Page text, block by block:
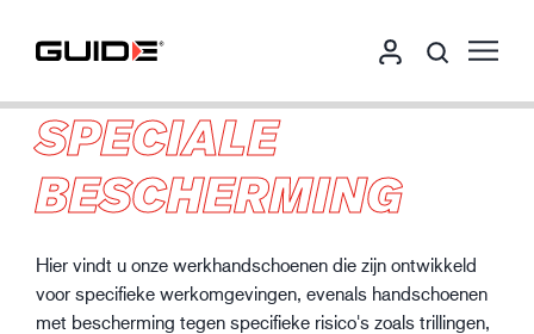
SPECIALE
BESCHERMING
Hier vindt u onze werkhandschoenen die zijn ontwikkeld
voor specifieke werkomgevingen, evenals handschoenen
met bescherming tegen specifieke risico's zoals trillingen,